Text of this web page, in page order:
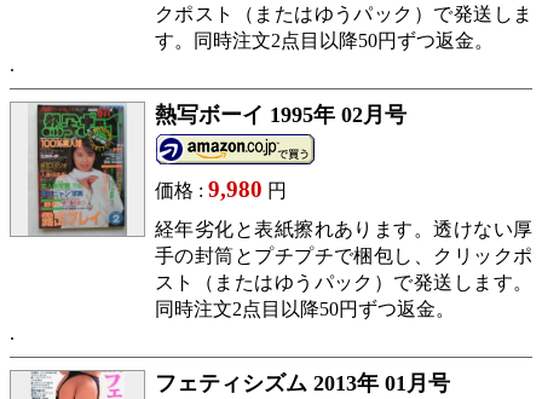
クポスト（またはゆうパック）で発送しま
す。同時注文2点目以降50円ずつ返金。
熱写ボーイ 1995年 02月号
価格 : 9,980 円
経年劣化と表紙擦れあります。透けない厚
手の封筒とプチプチで梱包し、クリックポ
スト（またはゆうパック）で発送します。
同時注文2点目以降50円ずつ返金。
フェティシズム 2013年 01月号